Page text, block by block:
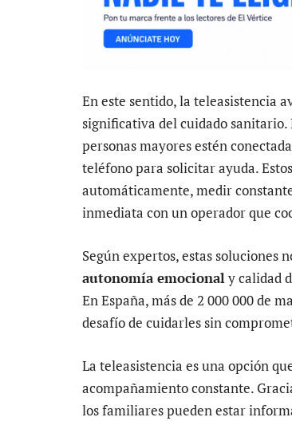
En este sentido, la teleasistencia
significativa del cuidado
personas mayores estén
teléfono para solicitar ayuda.
automáticamente, medir
inmediata con un operador que
Según expertos, estas soluciones
autonomía emocionaly calidad
En España, más de 2 000 000 de
desafío de cuidarles sin
La teleasistencia es una opción
acompañamiento constante.
los familiares pueden estar